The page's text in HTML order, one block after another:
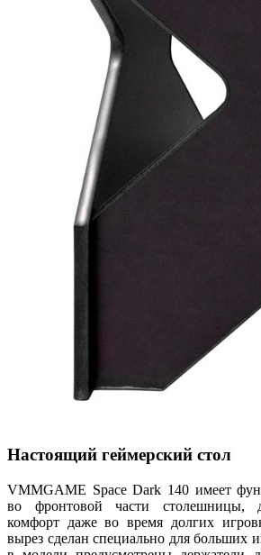
Настоящий геймерский стол
VMMGAME Space Dark 140 имеет
во фронтовой части столешницы,
комфорт даже во время долгих
вырез сделан специально для больших